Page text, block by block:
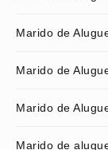
Marido de
Marido de
Marido de
Marido de